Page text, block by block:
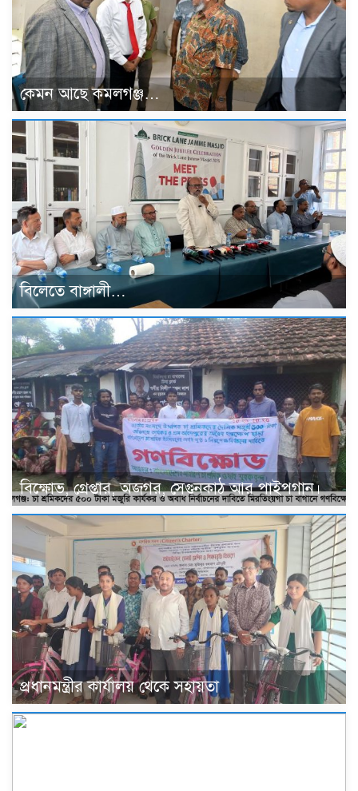
কেমন আছে কমলগঞ্জ…
বিলেতে বাঙ্গালী…
বিক্ষোভ, গ্রেপ্তার, অজগর, সেগুনকাঠ আর পাইপগান।
প্রধানমন্ত্রীর কার্যালয় থেকে সহায়তা